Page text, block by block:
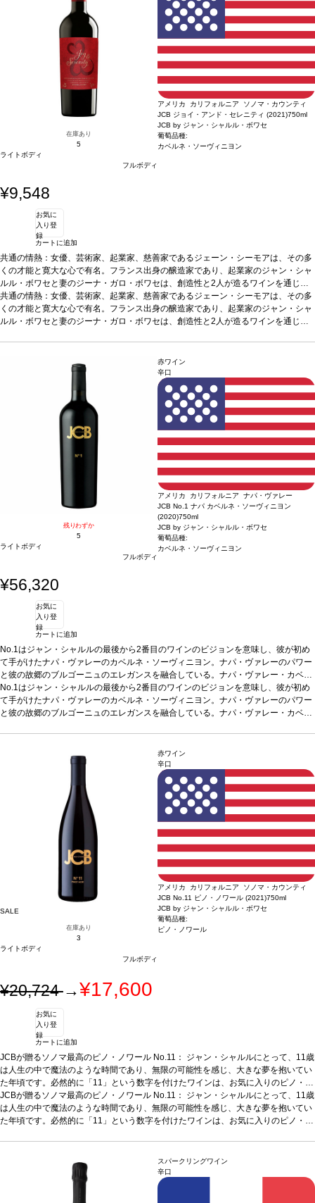
ンテージが在庫切れの場合、在庫があり価格が同様の場合は自動的に次のヴィンテ
ージに変更されますのでご了承ください。
在庫あり
5
ライトボディ
フルボディ
アメリカ カリフォルニア ソノマ・カウンティ
JCB ジョイ・アンド・セレニティ (2021)750ml
JCB by ジャン・シャルル・ボワセ
葡萄品種:
カベルネ・ソーヴィニヨン
¥9,548
お気に
入り登
録
カートに追加
共通の情熱：女優、芸術家、起業家、慈善家であるジェーン・シーモアは、その多
くの才能と寛大な心で有名。フランス出身の醸造家であり、起業家のジャン・シャ
ルル・ボワセと妻のジーナ・ガロ・ボワセは、創造性と2人が造るワインを通じ
て、ジェーンの慈善活動「オープン・ハーツ財団」の応援をスタート。「ジョイ＆
セレニティ」は、愛する人たちと一緒に楽しめるワインであると同時に、我々を取
り巻く世界に喜びや思いやりをもたらすためのサポートをします。 ※売上 1 本ごと
し、その目的を加速させるサポートをしています。オープン・ハートの哲学や理念
と一致する、成長中やスタートしたばかりの非営利団体も支援しています。
暖かな日差しと爽やかな冷涼な夜が相まって、生き生きとした果実
味を育み、申し分のない酸のレベルを獲得。カベルネから連想される、ヴィンテー
ジを超越したアロマから始まり、黒胡椒、甘美なチェリー、魅惑的なキャラメルな
どの刺激的な風味が口中を包み込む。ソノマ・カウンティのテロワールを忠実に表
現し、ソノマ・カウンティの独特の美しさを反映する逸品。葡萄品種カベルネ・
共通の情熱：女優、芸術家、起業家、慈善家であるジェーン・シーモアは、その多
くの才能と寛大な心で有名。フランス出身の醸造家であり、起業家のジャン・シャ
ルル・ボワセと妻のジーナ・ガロ・ボワセは、創造性と2人が造るワインを通じ
り巻く世界に喜びや思いやりをもたらすためのサポートをします。 ※売上 1 本ごと
に 10%がオープン・ハーツ財団に寄付されます。 オープン・ハーツ財団：助成金
授与とボランティア活動プログラムを通じて、慈善活動に直接参加する機会を提供
し、その目的を加速させるサポートをしています。オープン・ハートの哲学や理念
と一致する、成長中やスタートしたばかりの非営利団体も支援しています。テイス
暖かな日差しと爽やかな冷涼な夜が相まって、生き生きとした果実
味を育み、申し分のない酸のレベルを獲得。カベルネから連想される、ヴィンテー
ジを超越したアロマから始まり、黒胡椒、甘美なチェリー、魅惑的なキャラメルな
どの刺激的な風味が口中を包み込む。ソノマ・カウンティのテロワールを忠実に表
現し、ソノマ・カウンティの独特の美しさを反映する逸品。葡萄品種カベルネ・
残りわずか
5
ライトボディ
フルボディ
赤ワイン
辛口
アメリカ カリフォルニア ナパ・ヴァレー
JCB No.1 ナパ カベルネ・ソーヴィニヨン
(2020)750ml
JCB by ジャン・シャルル・ボワセ
葡萄品種:
カベルネ・ソーヴィニヨン
¥56,320
お気に
入り登
録
カートに追加
No.1はジャン・シャルルの最後から2番目のワインのビジョンを意味し、彼が初め
て手がけたナパ・ヴァレーのカベルネ・ソーヴィニヨン。ナパ・ヴァレーのパワー
と彼の故郷のブルゴーニュのエレガンスを融合している。ナパ・ヴァレー・カベル
ネ・ソーヴィニヨンの真の優美さと洗練を反映しており、あらゆるワインコレクシ
ョンの中で、本当のNo.1しか存在し得ない。
No.1はジャン・シャルルの最後から2番目のワインのビジョンを意味し、彼が初め
て手がけたナパ・ヴァレーのカベルネ・ソーヴィニヨン。ナパ・ヴァレーのパワー
と彼の故郷のブルゴーニュのエレガンスを融合している。ナパ・ヴァレー・カベル
SALE
在庫あり
3
ライトボディ
フルボディ
赤ワイン
辛口
アメリカ カリフォルニア ソノマ・カウンティ
JCB No.11 ピノ・ノワール (2021)750ml
JCB by ジャン・シャルル・ボワセ
葡萄品種:
ピノ・ノワール
¥20,724→¥17,600
お気に
入り登
録
カートに追加
JCBが贈るソノマ最高のピノ・ノワール No.11： ジャン・シャルルにとって、11歳
は人生の中で魔法のような時間であり、無限の可能性を感じ、大きな夢を抱いてい
た年頃です。必然的に「11」という数字を付けたワインは、お気に入りのピノ・ノ
ワールとなりました。人生の魅惑的な時間を思い出させてくれる一本です。テイス
ティングノート鮮やかで軽やか、親しみやすさを感じる。ソノマ・コースト南部の
丘にある古い葡萄畑を彷彿とさせる、柔らかで滑らかな土のノーズに、すぐに興味
ッとしたドライクランベリー、そしてドライチェリーが続き、誘惑される。ストラ
クチャーは、口中を覆うようなミッドパレットを持ち、余韻のあるドライな後味
は、素晴らしい熟成のポテンシャルを暗示している。数年の熟成で、どのように成
長するか愉しめるような逸品。
*本ヴィンテージが在庫切れの場合、在庫があり価格が同様の場合は自動的に次の
ヴィンテージに変更されます、ご了承ください。
JCBが贈るソノマ最高のピノ・ノワール No.11： ジャン・シャルルにとって、11歳
は人生の中で魔法のような時間であり、無限の可能性を感じ、大きな夢を抱いてい
た年頃です。必然的に「11」という数字を付けたワインは、お気に入りのピノ・ノ
丘にある古い葡萄畑を彷彿とさせる、柔らかで滑らかな土のノーズに、すぐに興味
をそそられる。グラスに注ぐと、カラント、ドライチェリー、カシスの含みが立ち
上る。オールドワールドスタイルのピノ・ノワールを飲み始めると、カシス、ピリ
ッとしたドライクランベリー、そしてドライチェリーが続き、誘惑される。ストラ
スパークリングワイン
辛口